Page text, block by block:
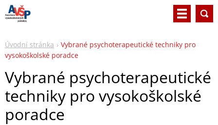
Úvodní stránka
Vybrané psychoterapeutické techniky pro
vysokoškolské poradce
Vybrané psychoterapeutické
techniky pro vysokoškolské
poradce